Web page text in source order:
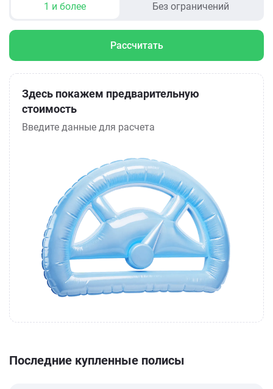
1 и более Без ограничений
Рассчитать
Здесь покажем предварительную
стоимость
Введите данные для расчета
Последние купленные полисы